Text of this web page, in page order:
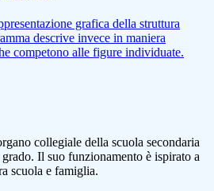
grafica della struttura
descrive invece in maniera
competono alle figure individuate.
collegiale della scuola secondaria
Il suo funzionamento è ispirato a
scuola e famiglia.